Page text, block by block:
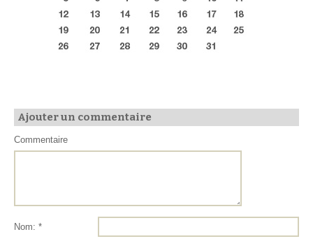
Ajouter un commentaire
Commentaire
Nom: *